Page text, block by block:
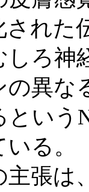
された
しろ神
の異な
という
る。
主張は